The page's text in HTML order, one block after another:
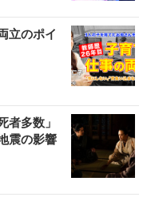
立のポイ
者多数」
震の影響